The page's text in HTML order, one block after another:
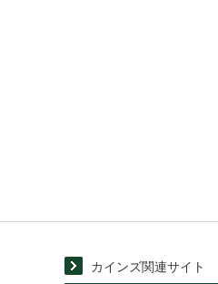
カインズ関連サイト